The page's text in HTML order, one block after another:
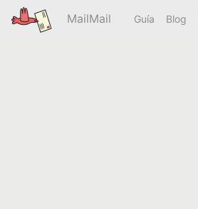
MailMail Guía Blog